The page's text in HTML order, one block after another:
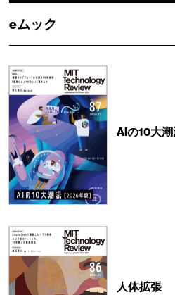
eムック
AIの10大潮
人体拡張